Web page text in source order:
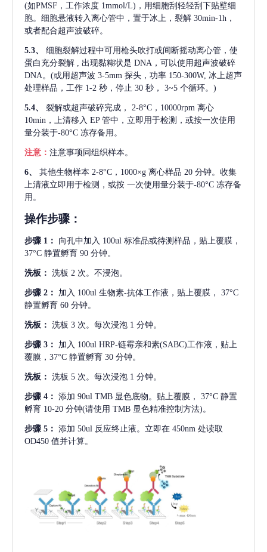
(如PMSF，工作浓度 1mmol/L)，用细胞刮轻轻刮下贴壁细
胞。细胞悬液转入离心管中，置于冰上，裂解 30min-1h，
或者配合超声波破碎。
5.3、
细胞裂解过程中可用枪头吹打或间断摇动离心管，使
蛋白充分裂解 , 出现黏糊状是 DNA，可以使用超声波破碎
DNA。(或用超声波 3-5mm 探头，功率 150-300W, 冰上超声
处理样品，工作 1-2 秒，停止 30 秒， 3~5 个循环。)
5.4、 裂解或超声破碎完成，
2-8°C，10000rpm 离心
10min，上清移入 EP 管中，立即用于检测，或按一次使用
量分装于-80°C 冻存备用。
注意： 注意事项同组织样本。
6、 其他生物样本 2-8°C，1000×g 离心样品 20 分钟。收集
上清液立即用于检测，或按 一次使用量分装于-80°C 冻存备
用。
操作步骤：
步骤 1： 向孔中加入 100ul 标准品或待测样品，贴上覆膜，
37°C 静置孵育 90 分钟。
洗板： 洗板 2 次。不浸泡。
步骤 2： 加入 100ul 生物素-抗体工作液，贴上覆膜， 37°C
静置孵育 60 分钟。
洗板： 洗板 3 次。每次浸泡 1 分钟。
步骤 3： 加入 100ul HRP-链霉亲和素(SABC)工作液，贴上
覆膜，37°C 静置孵育 30 分钟。
洗板： 洗板 5 次。每次浸泡 1 分钟。
步骤 4： 添加 90ul TMB 显色底物。贴上覆膜， 37°C 静置
孵育 10-20 分钟(请使用 TMB 显色精准控制方法)。
步骤 5： 添加 50ul 反应终止液。立即在 450nm 处读取
OD450 值并计算。